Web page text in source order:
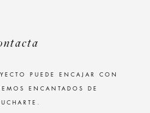
PUEDE ENCAJAR CON
ENCANTADOS DE